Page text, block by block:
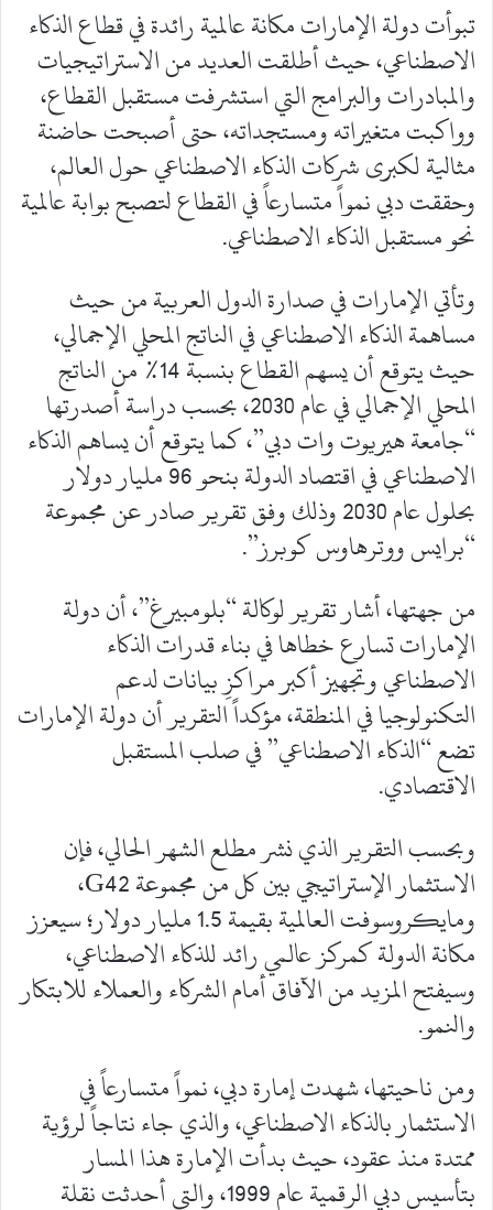
تبوأت دولة الإمارات مكانة عالمية رائدة في قطاع الذكاء
الاصطناعي، حيث أطلقت العديد من الاستراتيجيات
والمبادرات والبرامج التي استشرفت مستقبل القطاع،
وواكبت متغيراته ومستجداته، حتى أصبحت حاضنة
مثالية لكبرى شركات الذكاء الاصطناعي حول العالم،
وحققت دبي نمواً متسارعاً في القطاع لتصبح بوابة عالمية
نحو مستقبل الذكاء الاصطناعي.
وتأتي الإمارات في صدارة الدول العربية من حيث
مساهمة الذكاء الاصطناعي في الناتج المحلي الإجمالي،
حيث يتوقع أن يسهم القطاع بنسبة 14% من الناتج
المحلي الإجمالي في عام 2030، بحسب دراسة أصدرتها
“جامعة هيريوت وات دبي”، كما يتوقع أن يساهم الذكاء
الاصطناعي في اقتصاد الدولة بنحو 96 مليار دولار
بحلول عام 2030 وذلك وفق تقرير صادر عن مجموعة
“برايس ووترهاوس كوبرز”.
من جهتها، أشار تقرير لوكالة “بلومبيرغ”، أن دولة
الإمارات تسارع خطاها في بناء قدرات الذكاء
الاصطناعي وتجهيز أكبر مراكزِ بيانات لدعم
التكنولوجيا في المنطقة، مؤكداً التقرير أن دولة الإمارات
تضع “الذكاء الاصطناعي” في صلب المستقبل
الاقتصادي.
وبحسب التقرير الذي نشر مطلع الشهر الحالي، فإن
الاستثمار الإستراتيجي بين كل من مجموعة G42،
ومايكروسوفت العالمية بقيمة 1.5 مليار دولار؛ سيعزز
مكانة الدولة كمركز عالمي رائد للذكاء الاصطناعي،
وسيفتح المزيد من الآفاق أمام الشركاء والعملاء للابتكار
والنمو.
ومن ناحيتها، شهدت إمارة دبي، نمواً متسارعاً في
الاستثمار بالذكاء الاصطناعي، والذي جاء نتاجاً لرؤية
ممتدة منذ عقود، حيث بدأت الإمارة هذا المسار
بتأسيس دبي الرقمية عام 1999، والتي أحدثت نقلة